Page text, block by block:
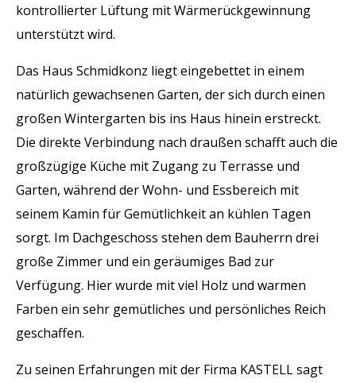
kontrollierter Lüftung mit Wärmerückgewinnung
unterstützt wird.
Das Haus Schmidkonz liegt eingebettet in einem
natürlich gewachsenen Garten, der sich durch einen
großen Wintergarten bis ins Haus hinein erstreckt.
Die direkte Verbindung nach draußen schafft auch die
großzügige Küche mit Zugang zu Terrasse und
Garten, während der Wohn- und Essbereich mit
seinem Kamin für Gemütlichkeit an kühlen Tagen
sorgt. Im Dachgeschoss stehen dem Bauherrn drei
große Zimmer und ein geräumiges Bad zur
Verfügung. Hier wurde mit viel Holz und warmen
Farben ein sehr gemütliches und persönliches Reich
geschaffen.
Zu seinen Erfahrungen mit der Firma KASTELL sagt